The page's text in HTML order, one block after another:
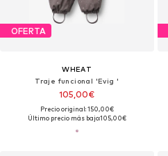
OFERTA
WHEAT
Traje funcional 'Evig '
105,00€
Precio original: 150,00€
Último precio más bajo:105,00€